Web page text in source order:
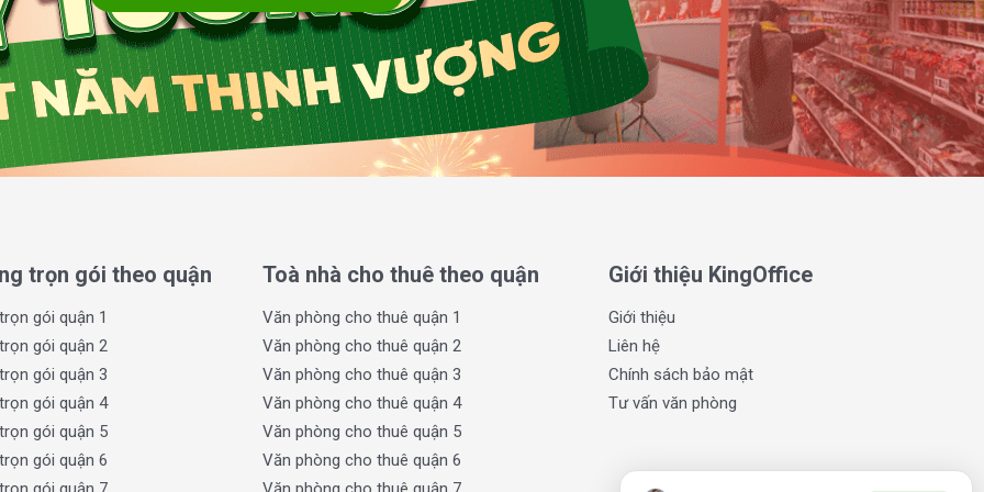
tiện cho cả nhân viên và khách hàng.
cà phê, nhà ăn, ngân hàng, siêu thị lân cận.
phòng, chi nhánh hoặc công ty nhỏ – đặc
kết nối thuận tiện.
Office
và thiết kế hiệu quả, tối ưu trải nghiệm
hoặc chi nhánh công ty
văn phòng riêng (private office)
tháng hoặc dài hạn
trọn gói theo quận
gói quận 1
gói quận 2
gói quận 3
gói quận 4
gói quận 5
gói quận 6
Toà nhà cho thuê theo quận
Văn phòng cho thuê quận 1
Văn phòng cho thuê quận 2
Văn phòng cho thuê quận 3
Văn phòng cho thuê quận 4
Văn phòng cho thuê quận 5
Văn phòng cho thuê quận 6
Giới thiệu KingOffice
Giới thiệu
Liên hệ
Chính sách bảo mật
Tư vấn văn phòng